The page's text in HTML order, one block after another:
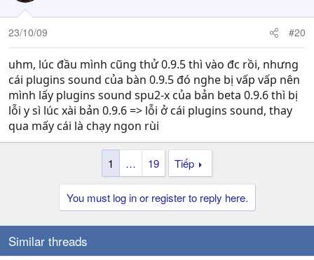
23/10/09 #20
uhm, lúc đầu mình cũng thử 0.9.5 thì vào đc rồi, nhưng
cái plugins sound của bàn 0.9.5 đó nghe bị vấp vấp nên
mình lấy plugins sound spu2-x của bản beta 0.9.6 thì bị
lỗi y sì lúc xài bản 0.9.6 => lỗi ở cái plugins sound, thay
qua mấy cái là chạy ngon rùi
1 … 19 Tiếp
You must log in or register to reply here.
Similar threads